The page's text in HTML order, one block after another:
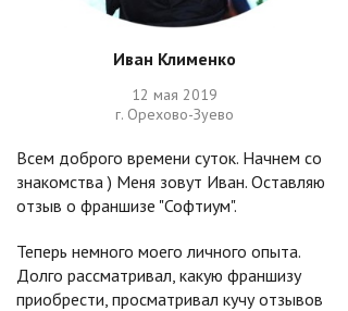
Иван Клименко
12 мая 2019
г. Орехово-Зуево
Всем доброго времени суток. Начнем со
знакомства ) Меня зовут Иван. Оставляю
отзыв о франшизе "Софтиум".
Теперь немного моего личного опыта.
Долго рассматривал, какую франшизу
приобрести, просматривал кучу отзывов